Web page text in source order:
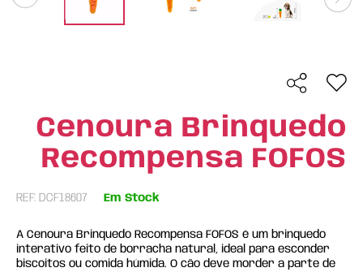
Cenoura Brinquedo
Recompensa FOFOS
REF: DCF18607 Em Stock
A Cenoura Brinquedo Recompensa FOFOS é um brinquedo
interativo feito de borracha natural, ideal para esconder
biscoitos ou comida húmida. O cão deve morder a parte de